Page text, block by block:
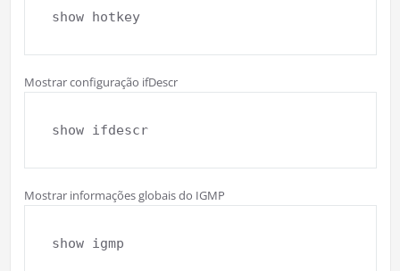
show hotkey
Mostrar configuração ifDescr
show ifdescr
Mostrar informações globais do IGMP
show igmp